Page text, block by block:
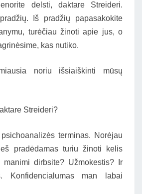
delsti, daktare Streideri.
Iš pradžių papasakokite
turėčiau žinoti apie jus, o
kas nutiko.
noriu išsiaiškinti mūsų
Streideri?
terminas. Norėjau
pradėdamas turiu žinoti kelis
dirbsite? Užmokestis? Ir
Konfidencialumas man labai